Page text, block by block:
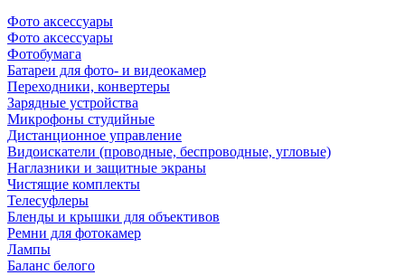
Фото аксессуары
Фото аксессуары
Фотобумага
Батареи для фото- и видеокамер
Переходники, конвертеры
Зарядные устройства
Микрофоны студийные
Дистанционное управление
Видоискатели (проводные, беспроводные, угловые)
Наглазники и защитные экраны
Чистящие комплекты
Телесуфлеры
Бленды и крышки для объективов
Ремни для фотокамер
Лампы
Баланс белого